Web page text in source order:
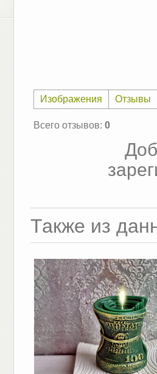
Изображения Отзывы
Всего отзывов: 0
Также из